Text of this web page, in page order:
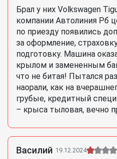
Брал у них Volkswagen
компании Автолиния Рб
по приезду появились
за оформление,
подготовку. Машина
крылом и замененным
что не битая! Пытался
наорали, как на
грубые, кредитный
– крыса тыловая, вечно
Василий 19.12.2024